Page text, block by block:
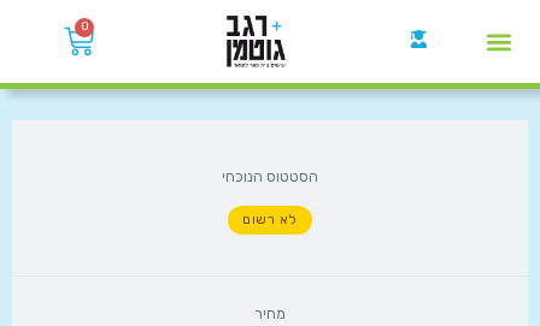
0
הסטטוס הנוכחי
לא רשום
מחיר